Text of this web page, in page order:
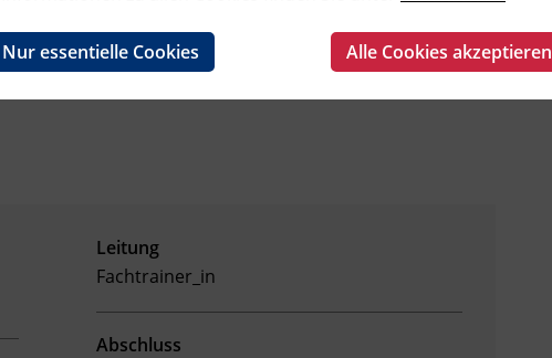
Leitung
Fachtrainer_in
Abschluss
Nur essentielle Cookies Alle Cookies akzeptieren